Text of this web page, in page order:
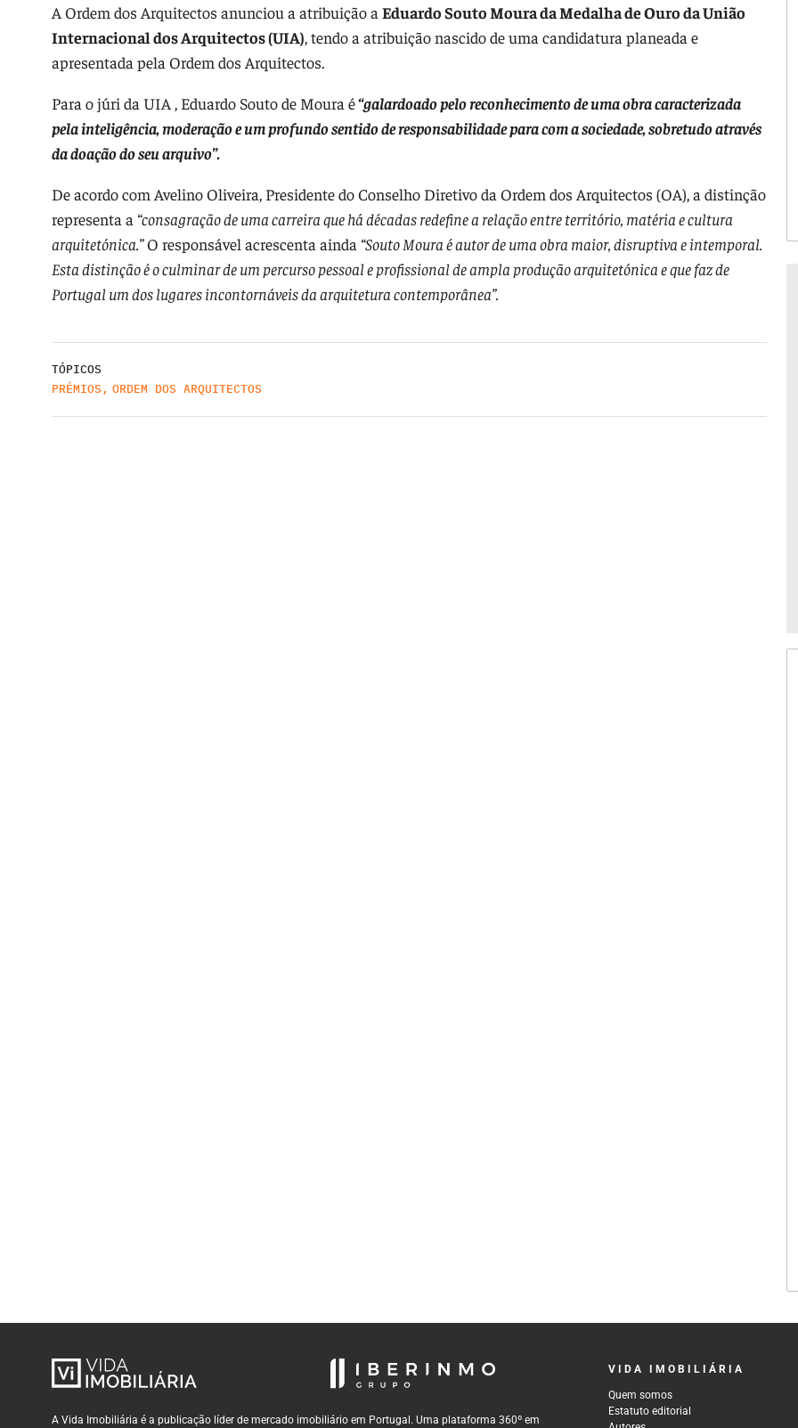
A Ordem dos Arquitectos anunciou a atribuição aEduardo Souto Moura da Medalha de Ouro da União
Internacional dos Arquitectos (UIA) , tendo a atribuição nascido de uma candidatura planeada e
apresentada pela Ordem dos Arquitectos.
Para o júri da UIA , Eduardo Souto de Moura é“galardoado pelo reconhecimento de uma obra caracterizada
pela inteligência, moderação e um profundo sentido de responsabilidade para com a sociedade, sobretudo através
da doação do seu arquivo”.
De acordo com Avelino Oliveira, Presidente do Conselho Diretivo da Ordem dos Arquitectos (OA), a distinção
representa a “consagração de uma carreira que há décadas redefine a relação entre território, matéria e cultura
arquitetónica.”O responsável acrescenta ainda “Souto Moura é autor de uma obra maior, disruptiva e intemporal.
Esta distinção é o culminar de um percurso pessoal e profissional de ampla produção arquitetónica e que faz de
Portugal um dos lugares incontornáveis da arquitetura contemporânea”.
TÓPICOS
PRÉMIOS , ORDEM DOS ARQUITECTOS
A Vida Imobiliária é a publicação líder de mercado imobiliário em Portugal. Uma plataforma 360º em
VIDA IMOBILIÁRIA
Quem somos
Estatuto editorial